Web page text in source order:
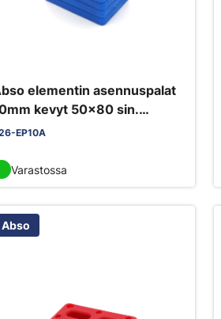
elementin asennuspalat
kevyt 50x80 sin.
pkt
EP10A
Varastossa
Abso